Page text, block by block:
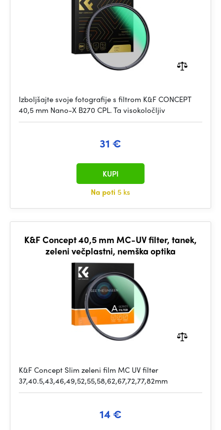
Izboljšajte svoje fotografije s filtrom K&F CONCEPT
40,5 mm Nano-X B270 CPL. Ta visokoločljiv
31 €
Na poti 5 ks
KUPI
K&F Concept 40,5 mm MC-UV filter, tanek,
zeleni večplastni, nemška optika
K&F Concept Slim zeleni film MC UV filter
37,40.5,43,46,49,52,55,58,62,67,72,77,82mm
14 €